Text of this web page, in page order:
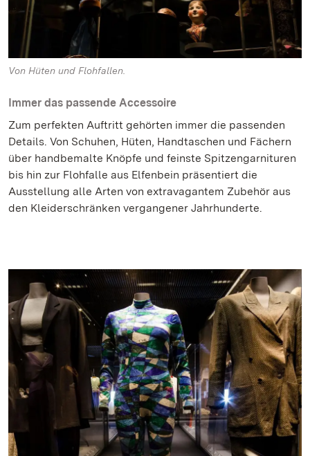
Von Hüten und Flohfallen.
Immer das passende Accessoire
Zum perfekten Auftritt gehörten immer die passenden
Details. Von Schuhen, Hüten, Handtaschen und Fächern
über handbemalte Knöpfe und feinste Spitzengarnituren
bis hin zur Flohfalle aus Elfenbein präsentiert die
Ausstellung alle Arten von extravagantem Zubehör aus
den Kleiderschränken vergangener Jahrhunderte.